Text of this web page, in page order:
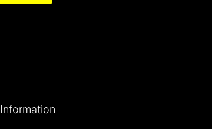
Information